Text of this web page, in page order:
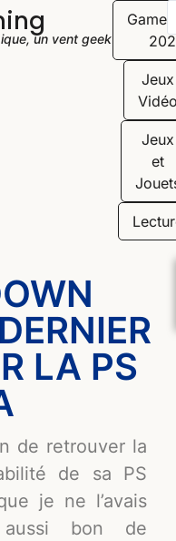
un vent geek"
Jeux
Jeux
et
LA PS
de retrouver la
de sa PS
je ne l’avais
aussi bon de